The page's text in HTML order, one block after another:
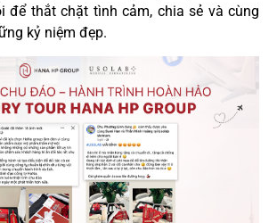
để thắt chặt tình cảm, chia sẻ và cùng
kỷ niệm đẹp.